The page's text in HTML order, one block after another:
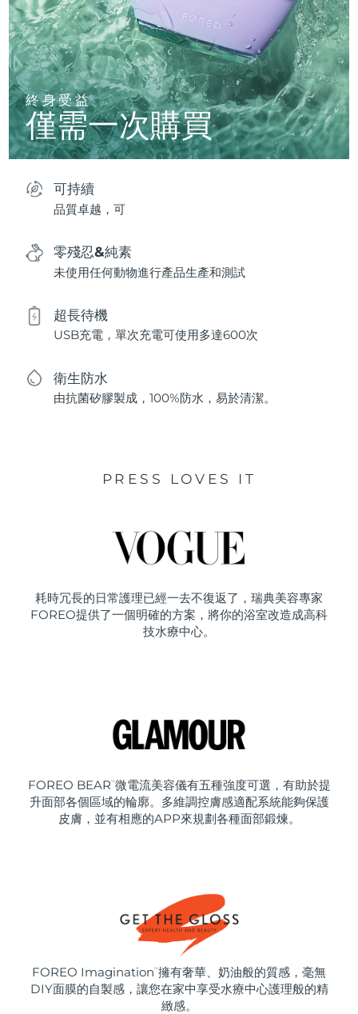
終身受益
僅需一次購買
可持續
品質卓越，可
零殘忍&純素
未使用任何動物進行產品生產和測試
超長待機
USB充電，單次充電可使用多達600次
衛生防水
由抗菌矽膠製成，100%防水，易於清潔。
PRESS LOVES IT
耗時冗長的日常護理已經一去不復返了，瑞典美容專家
FOREO提供了一個明確的方案，將你的浴室改造成高科
技水療中心。
FOREO BEAR ™ 微電流美容儀有五種強度可選，有助於提
升面部各個區域的輪廓。多維調控膚感適配系統能夠保護
皮膚，並有相應的APP來規劃各種面部鍛煉。
FOREO Imagination ™ 擁有奢華、奶油般的質感，毫無
DIY面膜的自製感，讓您在家中享受水療中心護理般的精
緻感。